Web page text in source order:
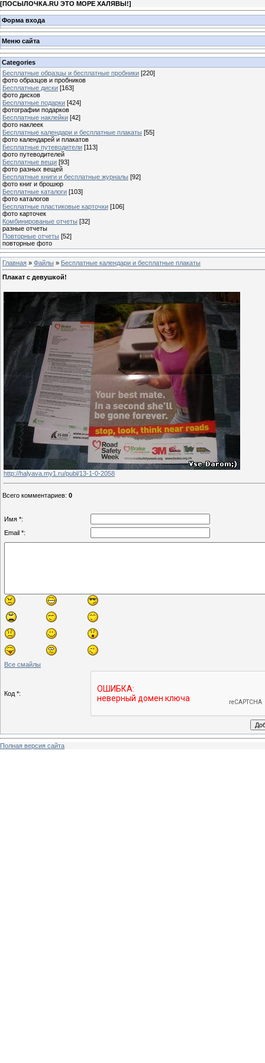
[ПОСЫЛОЧКА.RU ЭТО МОРЕ ХАЛЯВЫ!]
Форма входа
Меню сайта
Categories
Бесплатные образцы и бесплатные пробники [220]
фото образцов и пробников
Бесплатные диски [163]
фото дисков
Бесплатные подарки [424]
фотографии подарков
Бесплатные наклейки [42]
фото наклеек
Бесплатные календари и бесплатные плакаты [55]
фото календарей и плакатов
Бесплатные путеводители [113]
фото путеводителей
Бесплатные вещи [93]
фото разных вещей
Бесплатные книги и бесплатные журналы [92]
фото книг и брошюр
Бесплатные каталоги [103]
фото каталогов
Бесплатные пластиковые карточки [106]
фото карточек
Комбинированые отчеты [32]
разные отчеты
Повторные отчеты [52]
повторные фото
Главная » Файлы » Бесплатные календари и бесплатные плакаты
Плакат с девушкой!
http://halyava.my1.ru/publ/13-1-0-2058
Всего комментариев: 0
Имя *:
Email *:
Все смайлы
Код *:
Полная версия сайта